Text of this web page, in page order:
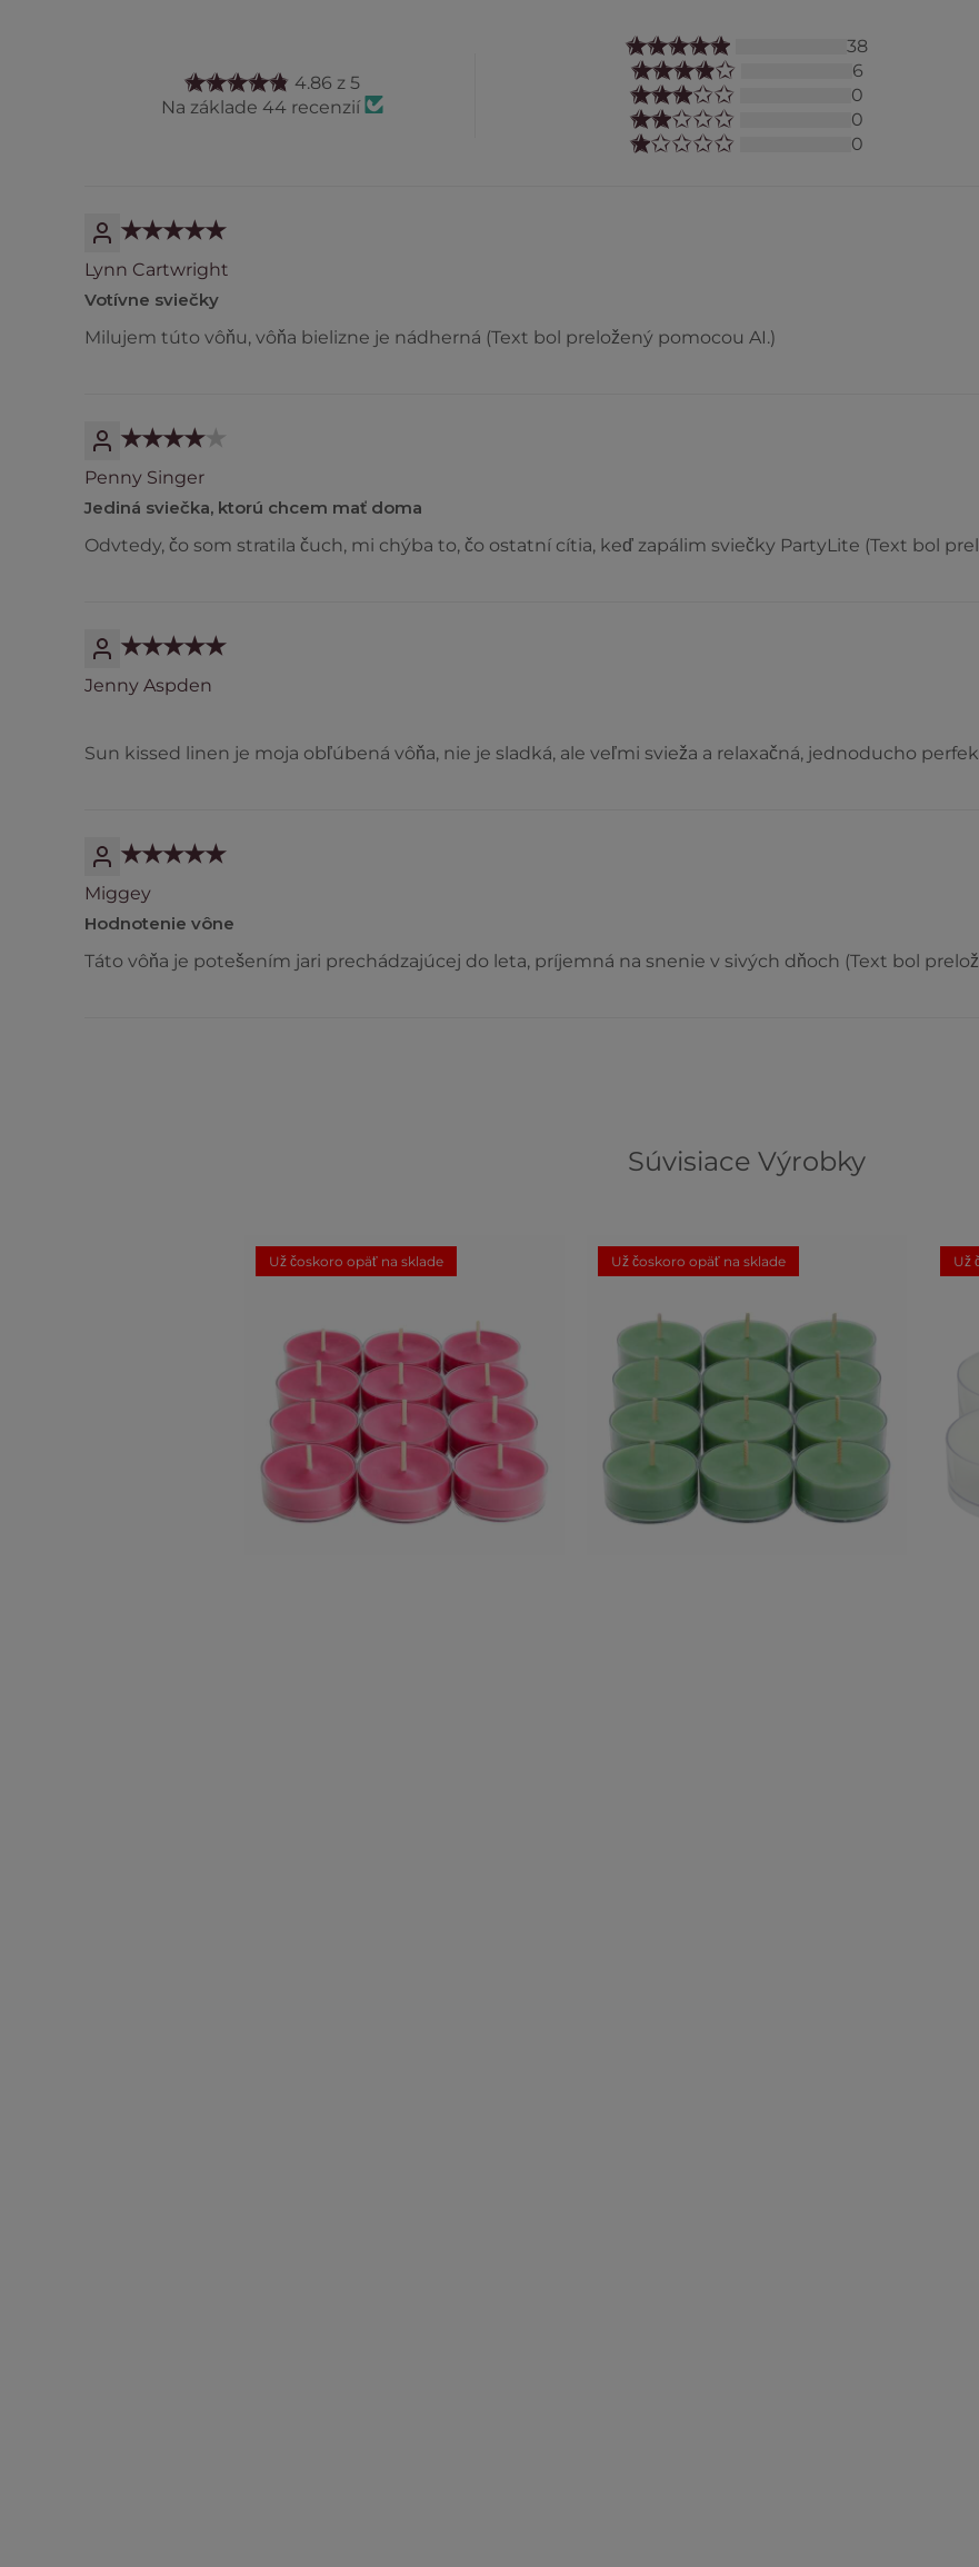
4.86 z 5
Na základe 44 recenzií
38
6
0
0
0
Lynn Cartwright
Votívne sviečky
Milujem túto vôňu, vôňa bielizne je nádherná (Text bol preložený pomocou AI.)
Penny Singer
Jediná sviečka, ktorú chcem mať doma
Odvtedy, čo som stratila čuch, mi chýba to, čo ostatní cítia, keď zapálim sviečky PartyLite (Text bol
Jenny Aspden
Sun kissed linen je moja obľúbená vôňa, nie je sladká, ale veľmi svieža a relaxačná, jednoducho
Miggey
Hodnotenie vône
Táto vôňa je potešením jari prechádzajúcej do leta, príjemná na snenie v sivých dňoch (Text bol
Súvisiace Výrobky
Už čoskoro opäť na sklade Už čoskoro opäť na sklade Už